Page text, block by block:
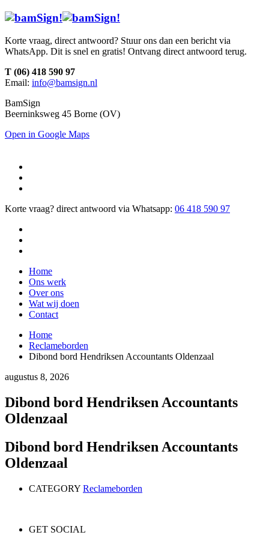
Korte vraag, direct antwoord? Stuur ons dan een bericht via
WhatsApp. Dit is snel en gratis! Ontvang direct antwoord terug.
T (06) 418 590 97
Email: info@bamsign.nl
BamSign
Beerninksweg 45 Borne (OV)
Open in Google Maps
Korte vraag? direct antwoord via Whatsapp: 06 418 590 97
Home
Ons werk
Over ons
Wat wij doen
Contact
Home
Reclameborden
Dibond bord Hendriksen Accountants Oldenzaal
augustus 8, 2026
Dibond bord Hendriksen Accountants
Oldenzaal
Dibond bord Hendriksen Accountants
Oldenzaal
CATEGORY Reclameborden
GET SOCIAL